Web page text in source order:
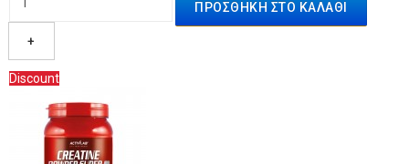
+
Discount